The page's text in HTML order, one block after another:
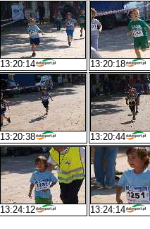
13:20:14 13:20:18
13:20:38 13:20:44
13:24:12 13:24:14